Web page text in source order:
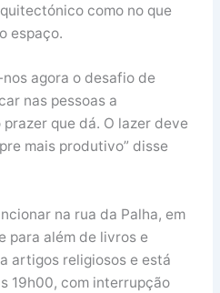
como no que
espaço.
agora o desafio de
nas pessoas a
que dá. O lazer deve
mais produtivo” disse
na rua da Palha, em
para além de livros e
artigos religiosos e está
19h00, com interrupção